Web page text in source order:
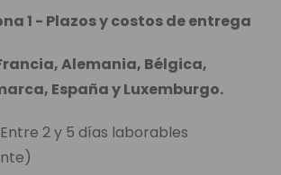
1 - Plazos y costos de entrega
Alemania, Bélgica,
España y Luxemburgo.
2 y 5 días laborables